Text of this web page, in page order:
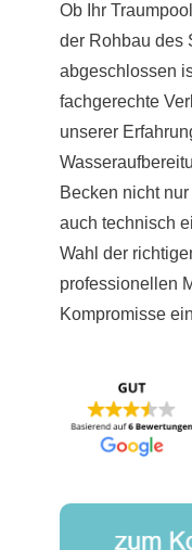
Ob Ihr
der Rohbau des
abgeschlossen
fachgerechte
unserer
Becken nicht
auch technisch
Wahl der
professionellen
Kompromisse